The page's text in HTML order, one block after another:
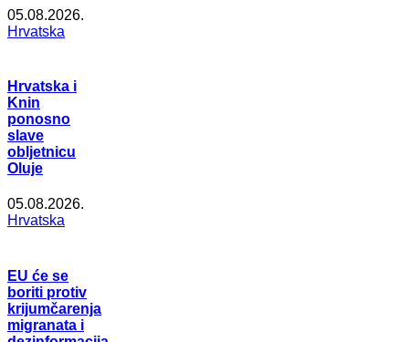
05.08.2026.
Hrvatska
Hrvatska i
Knin
ponosno
slave
obljetnicu
Oluje
05.08.2026.
Hrvatska
EU će se
boriti protiv
krijumčarenja
migranata i